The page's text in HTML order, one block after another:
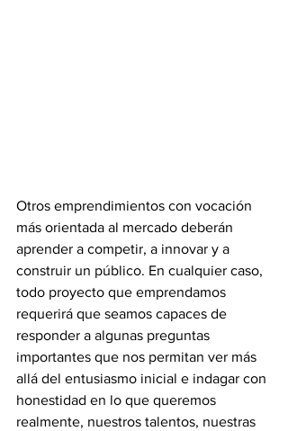
Otros emprendimientos con vocación
más orientada al mercado deberán
aprender a competir, a innovar y a
construir un público. En cualquier caso,
todo proyecto que emprendamos
requerirá que seamos capaces de
responder a algunas preguntas
importantes que nos permitan ver más
allá del entusiasmo inicial e indagar con
honestidad en lo que queremos
realmente, nuestros talentos, nuestras